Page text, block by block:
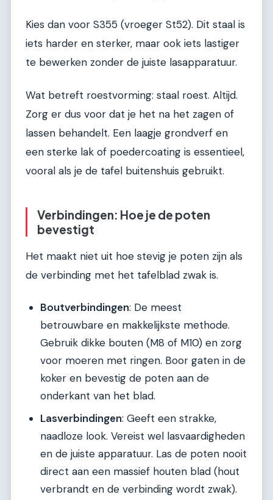
Kies dan voor S355 (vroeger St52). Dit staal is
iets harder en sterker, maar ook iets lastiger
te bewerken zonder de juiste lasapparatuur.
Wat betreft roestvorming: staal roest. Altijd.
Zorg er dus voor dat je het na het zagen of
lassen behandelt. Een laagje grondverf en
een sterke lak of poedercoating is essentieel,
vooral als je de tafel buitenshuis gebruikt.
Verbindingen: Hoe je de poten
bevestigt
Het maakt niet uit hoe stevig je poten zijn als
de verbinding met het tafelblad zwak is.
Boutverbindingen: De meest
betrouwbare en makkelijkste methode.
Gebruik dikke bouten (M8 of M10) en zorg
voor moeren met ringen. Boor gaten in de
koker en bevestig de poten aan de
onderkant van het blad.
Lasverbindingen: Geeft een strakke,
naadloze look. Vereist wel lasvaardigheden
en de juiste apparatuur. Las de poten nooit
direct aan een massief houten blad (hout
verbrandt en de verbinding wordt zwak).